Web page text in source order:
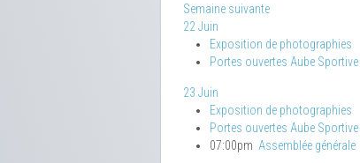
Semaine suivante
22 Juin
Exposition de photographies
Portes ouvertes Aube Sportive
23 Juin
Exposition de photographies
Portes ouvertes Aube Sportive
07:00pm Assemblée générale